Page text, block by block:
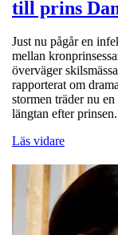
till prins
Just nu pågår en
mellan
överväger
rapporterat om
stormen träder nu
längtan efter
Läs vidare